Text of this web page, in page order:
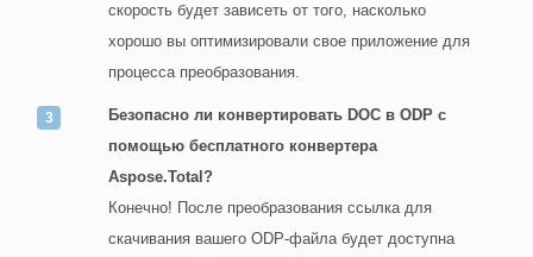
скорость будет зависеть от того, насколько
хорошо вы оптимизировали свое приложение для
процесса преобразования.
Безопасно ли конвертировать DOC в ODP с
помощью бесплатного конвертера
Aspose.Total?
Конечно! После преобразования ссылка для
скачивания вашего ODP-файла будет доступна